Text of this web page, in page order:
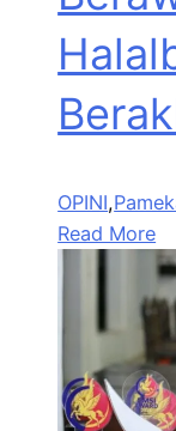
OPINI,
Read More